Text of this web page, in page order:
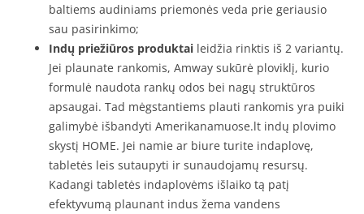
baltiems audiniams priemonės veda prie geriausio
sau pasirinkimo;
Indų priežiūros produktai leidžia rinktis iš 2 variantų.
Jei plaunate rankomis, Amway sukūrė ploviklį, kurio
formulė naudota rankų odos bei nagų struktūros
apsaugai. Tad mėgstantiems plauti rankomis yra puiki
galimybė išbandyti Amerikanamuose.lt indų plovimo
skystį HOME. Jei namie ar biure turite indaplovę,
tabletės leis sutaupyti ir sunaudojamų resursų.
Kadangi tabletės indaplovėms išlaiko tą patį
efektyvumą plaunant indus žema vandens